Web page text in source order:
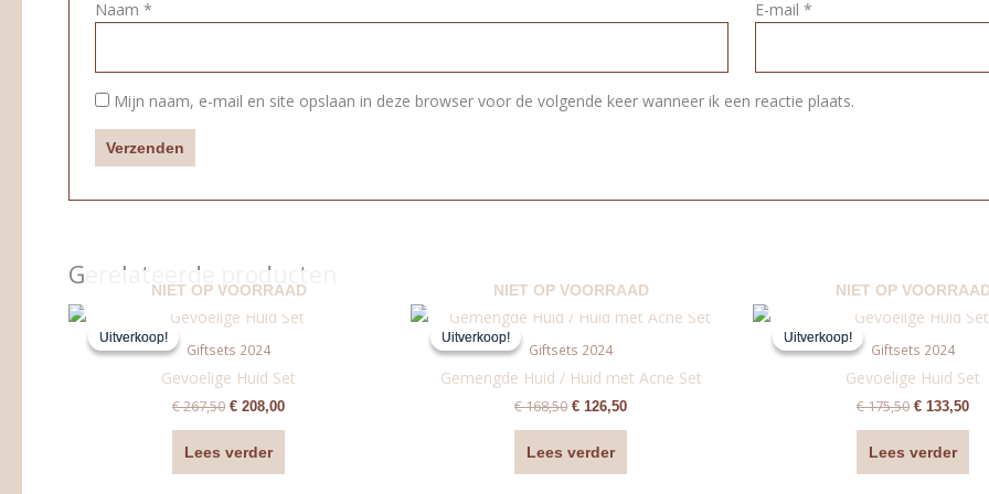
Naam* E-mail *
Mijn naam, e-mail en site opslaan in deze browser voor de volgende keer wanneer ik een reactie plaats.
Gerelateerde producten
Uitverkoop!
NIET OP VOORRAAD
Uitverkoop!
Giftsets 2024
Gevoelige Huid Set
€267,50
Oorspronkelijke
prijs
was:
€ 208,00
Huidige
Lees verder
Uitverkoop!
NIET OP VOORRAAD
Uitverkoop!
Giftsets 2024
Gemengde Huid / Huid met Acne Set
€168,50
Oorspronkelijke
was:
€ 126,50
Huidige
Lees verder
Uitverkoop!
NIET OP
Uitverkoop!
Giftsets 2024
Gevoelige Huid Set
€175,50
prijs
was:
€ 133,50
Lees verder